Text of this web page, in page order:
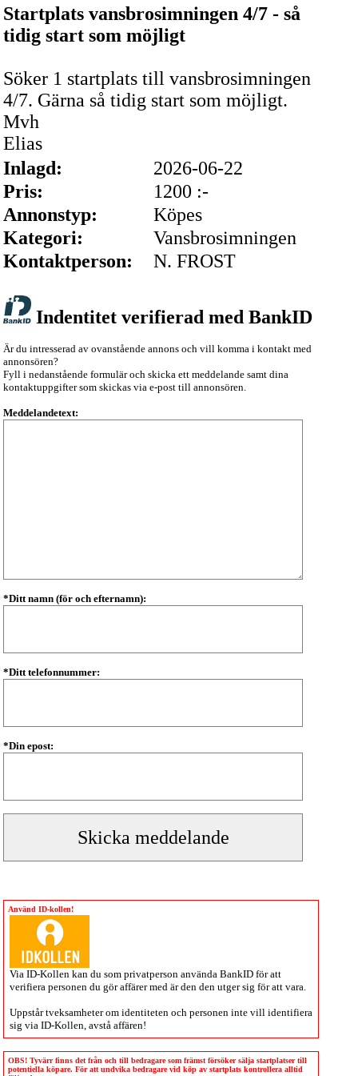
Startplats vansbrosimningen 4/7 - så
tidig start som möjligt
Söker 1 startplats till vansbrosimningen
4/7. Gärna så tidig start som möjligt.
Mvh
Elias
Inlagd:
2026-06-22
Pris:
1200 :-
Annonstyp:
Köpes
Kategori:
Vansbrosimningen
Kontaktperson:
N. FROST
Indentitet verifierad med BankID
Är du intresserad av ovanstående annons och vill komma i kontakt med
annonsören?
Fyll i nedanstående formulär och skicka ett meddelande samt dina
kontaktuppgifter som skickas via e-post till annonsören.
Meddelandetext:
*Ditt namn (för och efternamn):
*Ditt telefonnummer:
*Din epost:
Använd ID-kollen!
Via ID-Kollen kan du som privatperson använda BankID för att
verifiera personen du gör affärer med är den den utger sig för att vara.
Uppstår tveksamheter om identiteten och personen inte vill identifiera
sig via ID-Kollen , avstå affären!
OBS! Tyvärr finns det från och till bedragare som främst försöker sälja startplatser till
potentiella köpare. För att undvika bedragare vid köp av startplats kontrollera alltid